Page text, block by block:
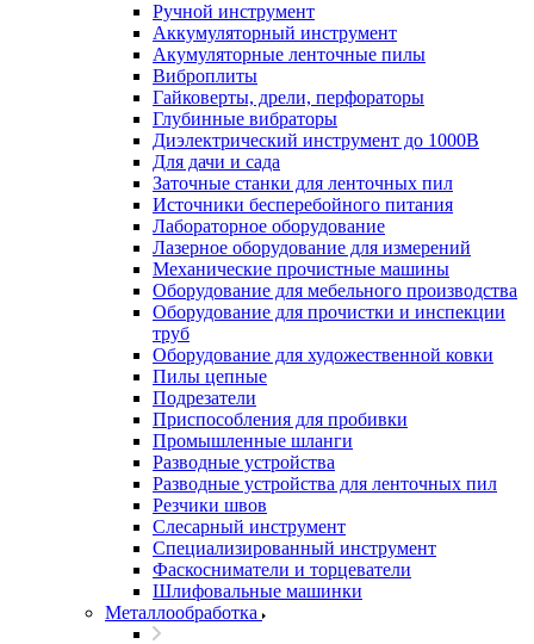
Ручной инструмент
Аккумуляторный инструмент
Акумуляторные ленточные пилы
Виброплиты
Гайковерты, дрели, перфораторы
Глубинные вибраторы
Диэлектрический инструмент до 1000В
Для дачи и сада
Заточные станки для ленточных пил
Источники бесперебойного питания
Лабораторное оборудование
Лазерное оборудование для измерений
Механические прочистные машины
Оборудование для мебельного производства
Оборудование для прочистки и инспекции
труб
Оборудование для художественной ковки
Пилы цепные
Подрезатели
Приспособления для пробивки
Промышленные шланги
Разводные устройства
Разводные устройства для ленточных пил
Резчики швов
Слесарный инструмент
Специализированный инструмент
Фаскосниматели и торцеватели
Шлифовальные машинки
Металлообработка